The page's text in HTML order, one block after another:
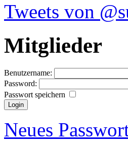
Tweets von
Mitglieder
Benutzername:
Password:
Passwort speichern
Neues